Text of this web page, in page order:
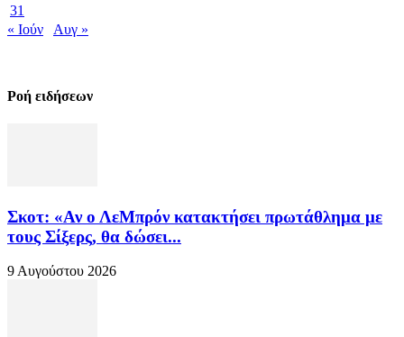
31
« Ιούν
Αυγ »
Ροή ειδήσεων
Σκοτ: «Αν ο ΛεΜπρόν κατακτήσει πρωτάθλημα με
τους Σίξερς, θα δώσει...
9 Αυγούστου 2026